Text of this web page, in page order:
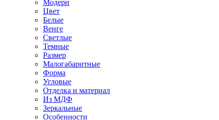
Модерн
Цвет
Белые
Венге
Светлые
Темные
Размер
Малогабаритные
Форма
Угловые
Отделка и материал
Из МДФ
Зеркальные
Особенности